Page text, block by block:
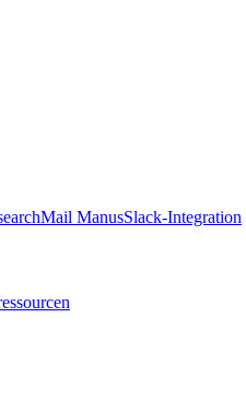
Mail ManusSlack-Integration